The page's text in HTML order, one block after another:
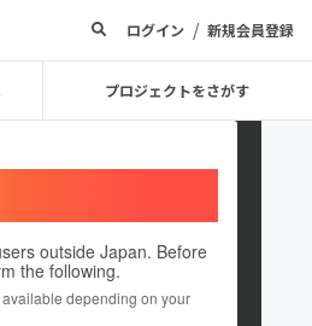
ログイン / 新規会員登録
プロジェクトをさがす
outside Japan. Before
the following.
depending on your